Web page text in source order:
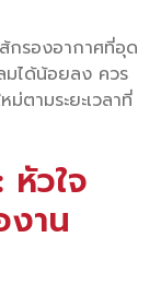
กรองอากาศที่อุด
มได้น้อยลง ควร
ตามระยะเวลาที่
หัวใจ
าน